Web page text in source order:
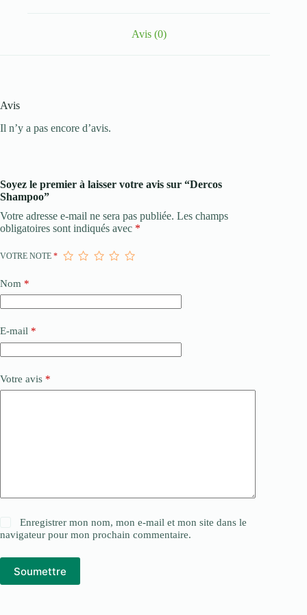
Avis (0)
Avis
Il n’y a pas encore d’avis.
Soyez le premier à laisser votre avis sur “Dercos
Shampoo”
Votre adresse e-mail ne sera pas publiée. Les champs
obligatoires sont indiqués avec *
VOTRE NOTE *
Nom *
E-mail *
Votre avis *
Enregistrer mon nom, mon e-mail et mon site dans le
navigateur pour mon prochain commentaire.
Soumettre